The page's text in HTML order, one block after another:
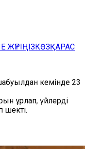
ЖҮРІҢІЗКӨЗҚАРАС
кемінде 23
ұрлап, үйлерді
шекті.